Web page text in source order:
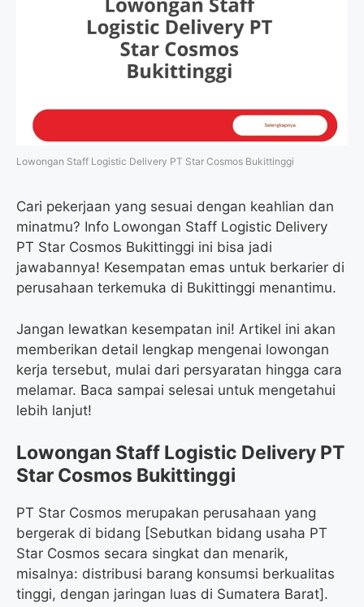
Lowongan Staff Logistic Delivery PT Star Cosmos Bukittinggi
Cari pekerjaan yang sesuai dengan keahlian dan
minatmu? Info Lowongan Staff Logistic Delivery
PT Star Cosmos Bukittinggi ini bisa jadi
jawabannya! Kesempatan emas untuk berkarier di
perusahaan terkemuka di Bukittinggi menantimu.
Jangan lewatkan kesempatan ini! Artikel ini akan
memberikan detail lengkap mengenai lowongan
kerja tersebut, mulai dari persyaratan hingga cara
melamar. Baca sampai selesai untuk mengetahui
lebih lanjut!
Lowongan Staff Logistic Delivery PT
Star Cosmos Bukittinggi
PT Star Cosmos merupakan perusahaan yang
bergerak di bidang [Sebutkan bidang usaha PT
Star Cosmos secara singkat dan menarik,
misalnya: distribusi barang konsumsi berkualitas
tinggi, dengan jaringan luas di Sumatera Barat].